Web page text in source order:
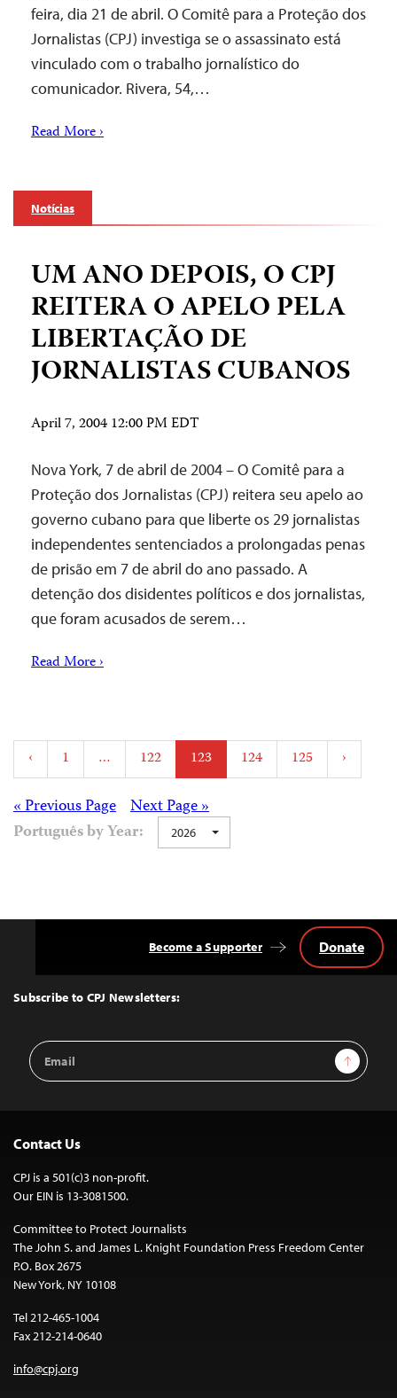
feira, dia 21 de abril. O Comitê para a Proteção dos
Jornalistas (CPJ) investiga se o assassinato está
vinculado com o trabalho jornalístico do
comunicador. Rivera, 54,…
Read More ›
Notícias
UM ANO DEPOIS, O CPJ
REITERA O APELO PELA
LIBERTAÇÃO DE
JORNALISTAS CUBANOS
April 7, 2004 12:00 PM EDT
Nova York, 7 de abril de 2004 – O Comitê para a
Proteção dos Jornalistas (CPJ) reitera seu apelo ao
governo cubano para que liberte os 29 jornalistas
independentes sentenciados a prolongadas penas
de prisão em 7 de abril do ano passado. A
detenção dos disidentes políticos e dos jornalistas,
que foram acusados de serem…
Read More ›
Posts
pagination
‹ 1 … 122 123 124 125 ›
Posts
navigation
Next Page »
« Previous Page
Português by Year:
2026
Top
Subscribe to CPJ Newsletters:
Email
Address
Sign Up
Become a Supporter Donate
Contact Us
CPJ is a 501(c)3 non-profit.
Our EIN is 13-3081500.
Committee to Protect Journalists
The John S. and James L. Knight Foundation Press Freedom Center
P.O. Box 2675
New York, NY 10108
Tel 212-465-1004
Fax 212-214-0640
info@cpj.org